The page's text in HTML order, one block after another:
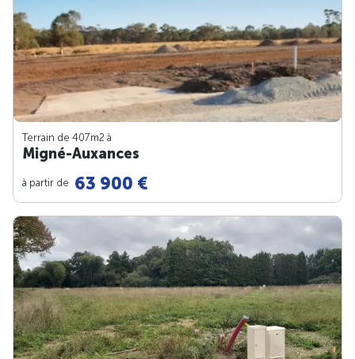
Terrain de 407m2 à
Migné-Auxances
à partir de 63 900 €